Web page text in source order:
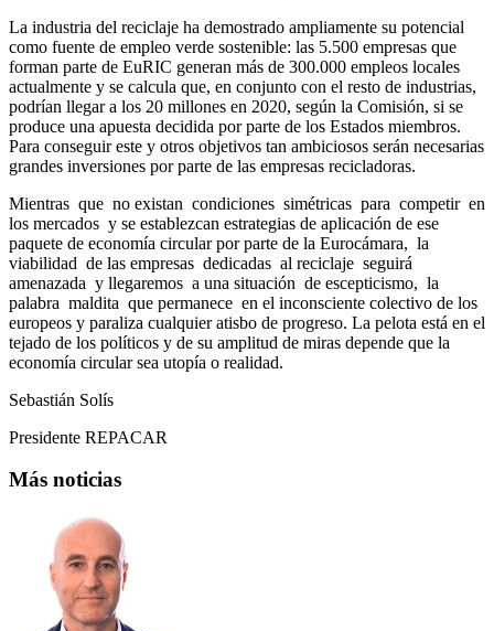
La industria del reciclaje ha demostrado ampliamente su potencial
como fuente de empleo verde sostenible: las 5.500 empresas que
forman parte de EuRIC generan más de 300.000 empleos locales
actualmente y se calcula que, en conjunto con el resto de industrias,
podrían llegar a los 20 millones en 2020, según la Comisión, si se
produce una apuesta decidida por parte de los Estados miembros.
Para conseguir este y otros objetivos tan ambiciosos serán necesarias
grandes inversiones por parte de las empresas recicladoras.
Mientras que no existan condiciones simétricas para competir en
los mercados y se establezcan estrategias de aplicación de ese
paquete de economía circular por parte de la Eurocámara, la
viabilidad de las empresas dedicadas al reciclaje seguirá
amenazada y llegaremos a una situación de escepticismo, la
palabra maldita que permanece en el inconsciente colectivo de los
europeos y paraliza cualquier atisbo de progreso. La pelota está en el
tejado de los políticos y de su amplitud de miras depende que la
economía circular sea utopía o realidad.
Sebastián Solís
Presidente REPACAR
Más noticias